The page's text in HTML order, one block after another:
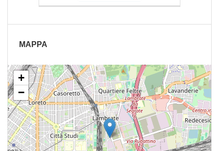
MAPPA
+
−